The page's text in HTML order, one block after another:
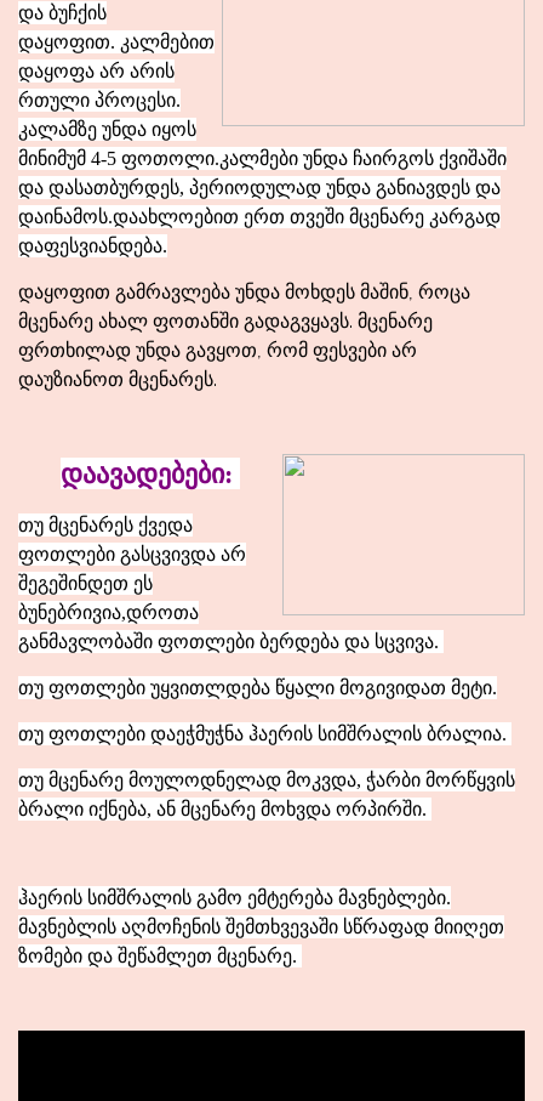
და ბუჩქის
დაყოფით. კალმებით
დაყოფა არ არის
რთული პროცესი.
კალამზე უნდა იყოს
მინიმუმ 4-5 ფოთოლი.კალმები უნდა ჩაირგოს ქვიშაში
და დასათბურდეს, პერიოდულად უნდა განიავდეს და
დაინამოს.დაახლოებით ერთ თვეში მცენარე კარგად
დაფესვიანდება.
დაყოფით გამრავლება უნდა მოხდეს მაშინ, როცა
მცენარე ახალ ფოთანში გადაგვყავს. მცენარე
ფრთხილად უნდა გავყოთ, რომ ფესვები არ
დაუზიანოთ მცენარეს.
დაავადებები:
თუ მცენარეს ქვედა
ფოთლები გასცვივდა არ
შეგეშინდეთ ეს
ბუნებრივია,დროთა
განმავლობაში ფოთლები ბერდება და სცვივა.
თუ ფოთლები უყვითლდება წყალი მოგივიდათ მეტი.
თუ ფოთლები დაეჭმუჭნა ჰაერის სიმშრალის ბრალია.
თუ მცენარე მოულოდნელად მოკვდა, ჭარბი მორწყვის
ბრალი იქნება, ან მცენარე მოხვდა ორპირში.
ჰაერის სიმშრალის გამო ემტერება მავნებლები.
მავნებლის აღმოჩენის შემთხვევაში სწრაფად მიიღეთ
ზომები და შეწამლეთ მცენარე.